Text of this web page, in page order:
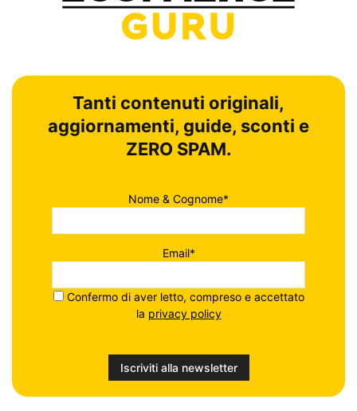
Tanti contenuti originali,
aggiornamenti, guide, sconti e
ZERO SPAM.
Nome & Cognome*
Email*
Confermo di aver letto, compreso e accettato
la privacy policy